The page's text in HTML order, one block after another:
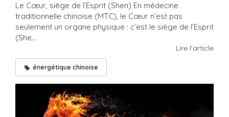
Le Cœur, siège de l’Esprit (Shen) En médecine
traditionnelle chinoise (MTC), le Cœur n’est pas
seulement un organe physique : c’est le siège de l’Esprit
(She...
Lire l'article
énergétique chinoise